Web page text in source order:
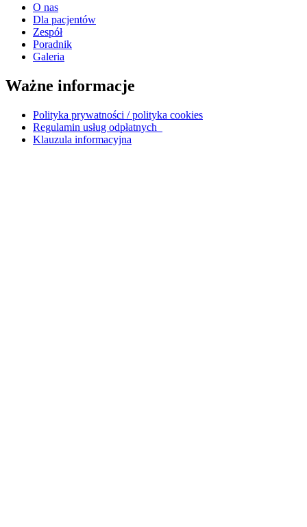
O nas
Dla pacjentów
Zespół
Poradnik
Galeria
Ważne informacje
Polityka prywatności / polityka cookies
Regulamin usług odpłatnych
Klauzula informacyjna